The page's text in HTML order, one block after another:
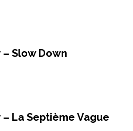
Slow Down
La Septième Vague